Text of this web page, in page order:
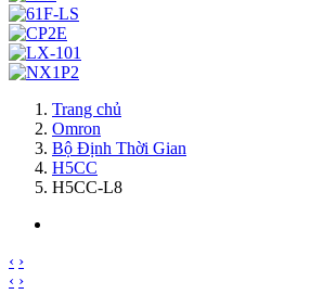
Trang chủ
Omron
Bộ Định Thời Gian
H5CC
H5CC-L8
‹ ›
‹ ›